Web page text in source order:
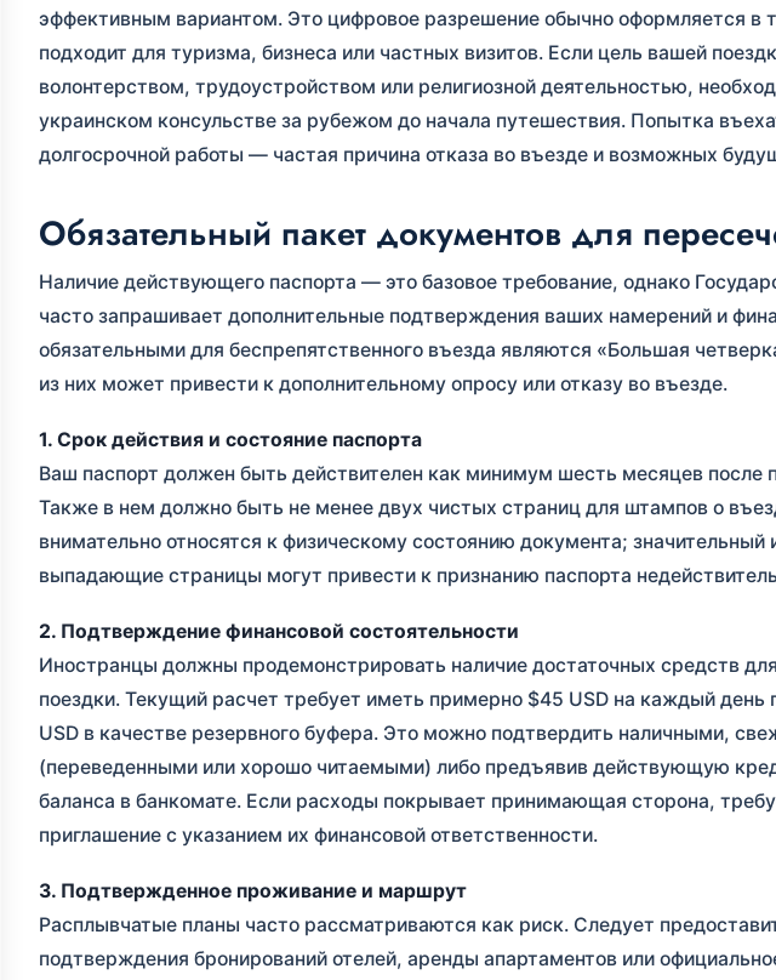
эффективным вариантом. Это цифровое разрешение обычно оформляется в
подходит для туризма, бизнеса или частных визитов. Если цель вашей
волонтерством, трудоустройством или религиозной деятельностью,
украинском консульстве за рубежом до начала путешествия. Попытка
долгосрочной работы — частая причина отказа во въезде и возможных
Обязательный пакет документов для
Наличие действующего паспорта — это базовое требование, однако
часто запрашивает дополнительные подтверждения ваших намерений и
обязательными для беспрепятственного въезда являются «Большая
из них может привести к дополнительному опросу или отказу во въезде.
1. Срок действия и состояние паспорта
Ваш паспорт должен быть действителен как минимум шесть месяцев после
Также в нем должно быть не менее двух чистых страниц для штампов о
внимательно относятся к физическому состоянию документа;
выпадающие страницы могут привести к признанию паспорта
2. Подтверждение финансовой состоятельности
Иностранцы должны продемонстрировать наличие достаточных средств
поездки. Текущий расчет требует иметь примерно $45 USD на каждый
USD в качестве резервного буфера. Это можно подтвердить наличными,
(переведенными или хорошо читаемыми) либо предъявив действующую
баланса в банкомате. Если расходы покрывает принимающая сторона,
приглашение с указанием их финансовой ответственности.
3. Подтвержденное проживание и маршрут
Расплывчатые планы часто рассматриваются как риск. Следует
подтверждения бронирований отелей, аренды апартаментов или